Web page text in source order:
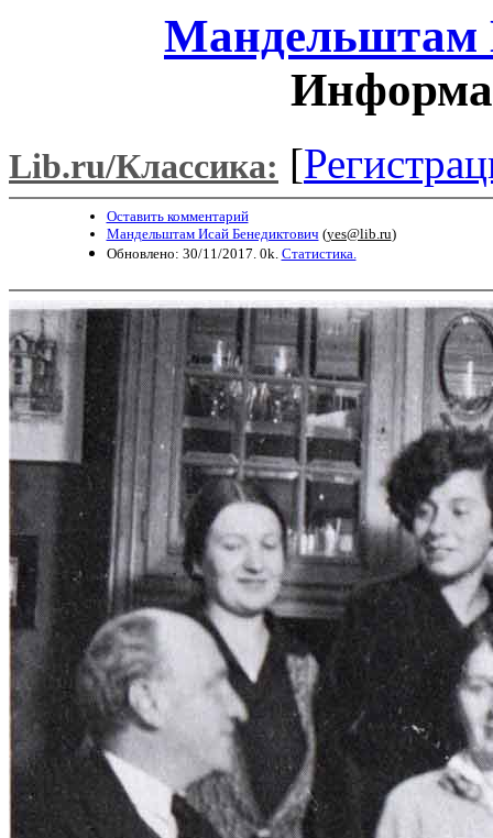
Мандельштам
Lib.ru/Классика: [
Оставить комментарий
Мандельштам Исай Бенедиктович (yes@lib.ru)
Обновлено: 30/11/2017. 0k. Статистика.